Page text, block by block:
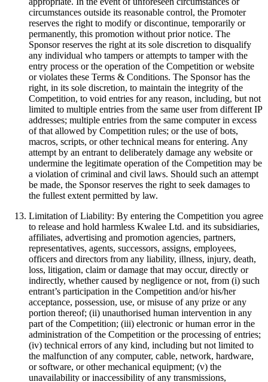
circumstances outside its reasonable control, the Promoter
reserves the right to modify or discontinue, temporarily or
permanently, this promotion without prior notice. The
Sponsor reserves the right at its sole discretion to disqualify
any individual who tampers or attempts to tamper with the
entry process or the operation of the Competition or website
or violates these Terms & Conditions. The Sponsor has the
right, in its sole discretion, to maintain the integrity of the
Competition, to void entries for any reason, including, but not
limited to multiple entries from the same user from different IP
addresses; multiple entries from the same computer in excess
of that allowed by Competition rules; or the use of bots,
macros, scripts, or other technical means for entering. Any
attempt by an entrant to deliberately damage any website or
undermine the legitimate operation of the Competition may be
a violation of criminal and civil laws. Should such an attempt
be made, the Sponsor reserves the right to seek damages to
the fullest extent permitted by law.
Limitation of Liability: By entering the Competition you agree
to release and hold harmless Kwalee Ltd. and its subsidiaries,
affiliates, advertising and promotion agencies, partners,
representatives, agents, successors, assigns, employees,
officers and directors from any liability, illness, injury, death,
loss, litigation, claim or damage that may occur, directly or
indirectly, whether caused by negligence or not, from (i) such
entrant’s participation in the Competition and/or his/her
acceptance, possession, use, or misuse of any prize or any
portion thereof; (ii) unauthorised human intervention in any
part of the Competition; (iii) electronic or human error in the
administration of the Competition or the processing of entries;
(iv) technical errors of any kind, including but not limited to
the malfunction of any computer, cable, network, hardware,
or software, or other mechanical equipment; (v) the
unavailability or inaccessibility of any transmissions,